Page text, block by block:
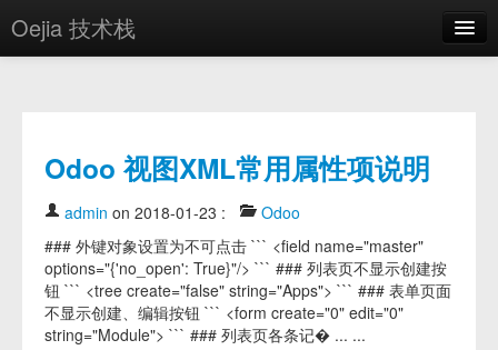
Oejia 技术栈
方案
OE学院
分享
关于
编辑器
Odoo 视图XML常用属性项说明
admin on 2018-01-23 :
Odoo
### 外键对象设置为不可点击 ``` <field name="master"
options="{'no_open': True}"/> ``` ### 列表页不显示创建按
钮 ``` <tree create="false" string="Apps"> ``` ### 表单页面
不显示创建、编辑按钮 ``` <form create="0" edit="0"
string="Module"> ``` ### 列表页各条记� ... ...